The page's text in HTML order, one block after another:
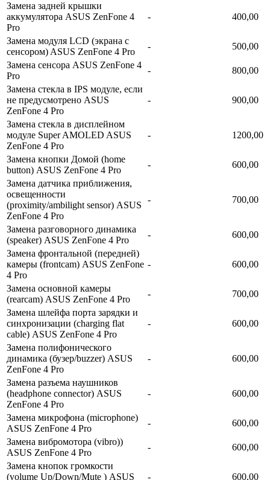
Замена задней крышки
аккумулятора ASUS ZenFone 4
Pro
- 400,00
Замена модуля LCD (экрана с
сенсором) ASUS ZenFone 4 Pro
-
500,00
Замена сенсора ASUS ZenFone 4
Pro
-
800,00
Замена стекла в IPS модуле, если
не предусмотрено ASUS
ZenFone 4 Pro
- 900,00
Замена стекла в дисплейном
модуле Super AMOLED ASUS
ZenFone 4 Pro
- 1200,00
Замена кнопки Домой (home
button) ASUS ZenFone 4 Pro
-
600,00
Замена датчика приближения,
освещенности
(proximity/ambilight sensor) ASUS
ZenFone 4 Pro
- 700,00
Замена разговорного динамика
(speaker) ASUS ZenFone 4 Pro
-
600,00
Замена фронтальной (передней)
камеры (frontcam) ASUS ZenFone
4 Pro
- 600,00
Замена основной камеры
(rearcam) ASUS ZenFone 4 Pro
-
700,00
Замена шлейфа порта зарядки и
синхронизации (charging flat
cable) ASUS ZenFone 4 Pro
- 600,00
Замена полифонического
динамика (бузер/buzzer) ASUS
ZenFone 4 Pro
- 600,00
Замена разъема наушников
(headphone connector) ASUS
ZenFone 4 Pro
- 600,00
Замена микрофона (microphone)
ASUS ZenFone 4 Pro
-
600,00
Замена вибромотора (vibro))
ASUS ZenFone 4 Pro
-
600,00
Замена кнопок громкости
(volume Up/Down/Mute ) ASUS
- 600,00